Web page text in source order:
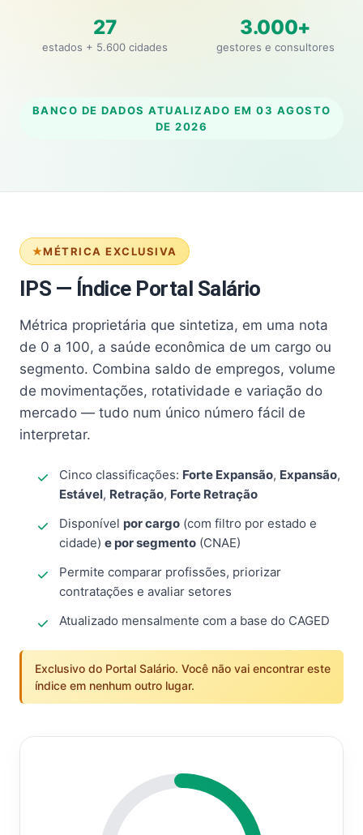
27
estados + 5.600 cidades
3.000+
gestores e consultores
BANCO DE DADOS ATUALIZADO EM 03 AGOSTO
DE 2026
MÉTRICA EXCLUSIVA
IPS — Índice Portal Salário
Métrica proprietária que sintetiza, em uma nota
de 0 a 100, a saúde econômica de um cargo ou
segmento. Combina saldo de empregos, volume
de movimentações, rotatividade e variação do
mercado — tudo num único número fácil de
interpretar.
Cinco classificações: Forte Expansão, Expansão,
Estável, Retração, Forte Retração
Disponível por cargo (com filtro por estado e
cidade) e por segmento (CNAE)
Permite comparar profissões, priorizar
contratações e avaliar setores
Atualizado mensalmente com a base do CAGED
Exclusivo do Portal Salário. Você não vai encontrar este
índice em nenhum outro lugar.